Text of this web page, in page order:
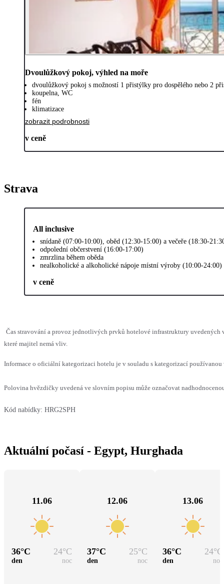
Dvoulůžkový pokoj, výhled na moře
dvoulůžkový pokoj s možností 1 přistýlky pro dospělého nebo 2
koupelna, WC
fén
klimatizace
zobrazit podrobnosti
v ceně
Strava
All inclusive
snídaně (07:00-10:00), oběd (12:30-15:00) a večeře (18:30-
odpolední občerstvení (16:00-17:00)
zmrzlina během oběda
nealkoholické a alkoholické nápoje místní výroby (10:00-24:00)
v ceně
Čas stravování a provoz jednotlivých prvků hotelové infrastruktury uvedených
které majitel nemá vliv.
Informace o oficiální kategorizaci hotelu je v souladu s kategorizací
Polovina hvězdičky uvedená ve slovním popisu může označovat
Kód nabídky: HRG2SPH
Aktuální počasí - Egypt, Hurghada
11.06
36°C 24°C
den noc
12.06
37°C 25°C
den noc
13.06
36°C 24°C
den noc